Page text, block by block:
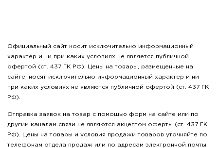
Официальный сайт носит исключительно информационный
характер и ни при каких условиях не является публичной
офертой (ст. 437 ГК РФ). Цены на товары, размещенные на
сайте, носят исключительно информационный характер и ни
при каких условиях не являются публичной офертой (ст. 437 ГК
РФ).
Отправка заявок на товар с помощью форм на сайте или по
другим каналам связи не являются акцептом оферты (ст. 437 ГК
РФ). Цены на товары и условия продажи товаров уточняйте по
телефонам отдела продаж или по адресам электронной почты.